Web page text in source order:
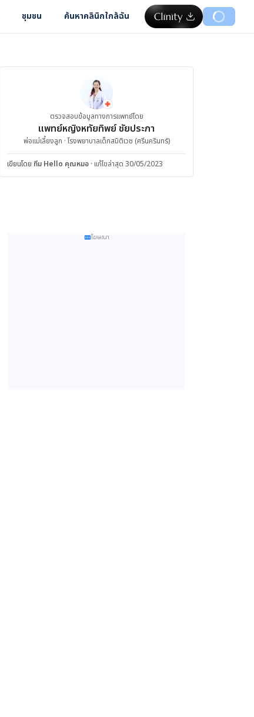
ชุมชน ค้นหาคลินิกใกล้ฉัน
ตรวจสอบข้อมูลทางการแพทย์โดย
แพทย์หญิงหทัยทิพย์ ชัยประภา
พ่อแม่เลี้ยงลูก · โรงพยาบาลเด็กสมิติเวช (ศรีนครินทร์)
เขียนโดย ทีม Hello คุณหมอ · แก้ไขล่าสุด 30/05/2023
โฆษณา